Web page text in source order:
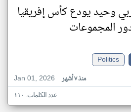
وحيد يودع كأس إفريقيا
Politics
Jan 01, 2026
منذ ٧ أشهر
عدد الكلمات: ١١٠